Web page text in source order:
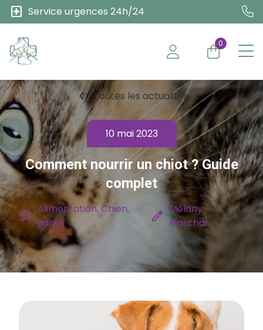
local_hospital Service urgences 24h/24
0
chevron_left Toutes les actualités
10 mai 2023
Comment nourrir un chiot ? Guide
complet
bookmark_border Alimentation, Chien,
Santé
edit Mélany
Marchal